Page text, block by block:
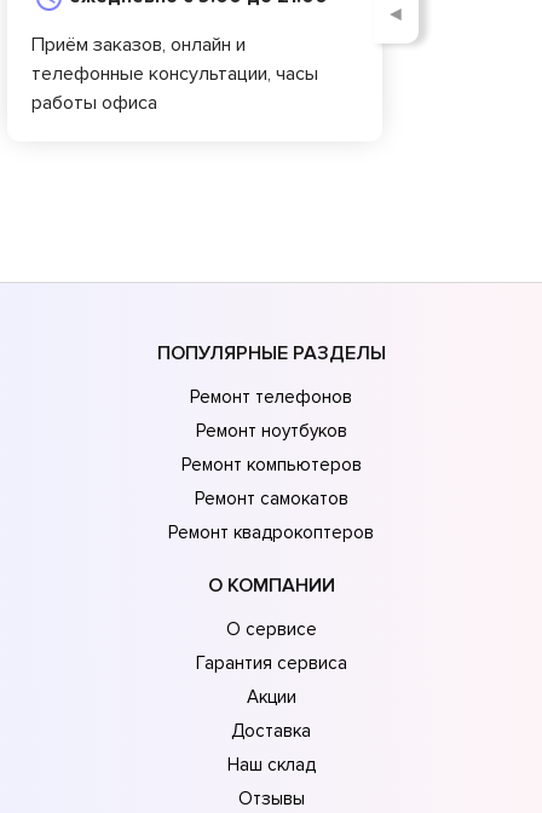
Приём заказов, онлайн и
телефонные консультации, часы
работы офиса
◄
ПОПУЛЯРНЫЕ РАЗДЕЛЫ
Ремонт телефонов
Ремонт ноутбуков
Ремонт компьютеров
Ремонт самокатов
Ремонт квадрокоптеров
О КОМПАНИИ
О сервисе
Гарантия сервиса
Акции
Доставка
Наш склад
Отзывы